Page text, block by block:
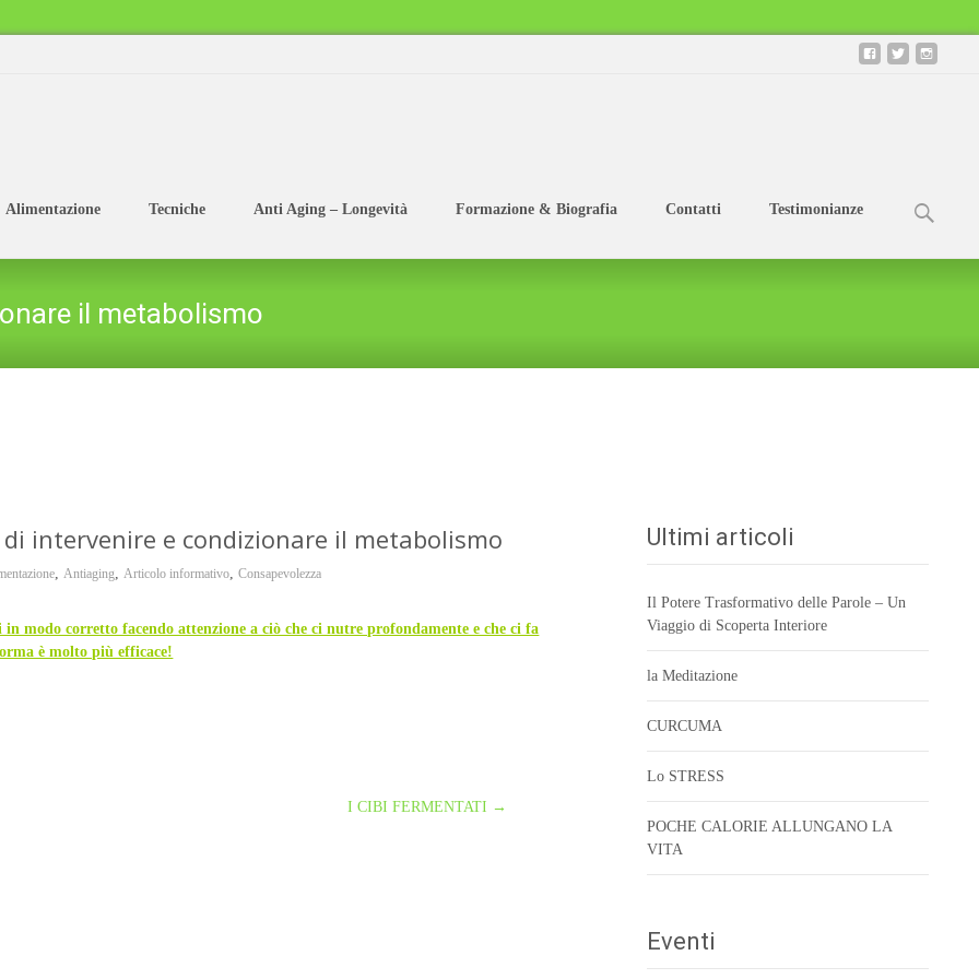
Alimentazione Tecniche Anti Aging – Longevità Formazione & Biografia Contatti Testimonianze
Ricerca
per:
il metabolismo
intervenire e condizionare il metabolismo
,Antiaging,Articolo informativo,Consapevolezza
modo corretto facendo attenzione a ciò che ci nutre profondamente e che ci fa
è molto più efficace!
I CIBI FERMENTATI →
Ultimi articoli
Il Potere Trasformativo delle Parole – Un
Viaggio di Scoperta Interiore
la Meditazione
CURCUMA
Lo STRESS
POCHE CALORIE ALLUNGANO LA
VITA
Eventi